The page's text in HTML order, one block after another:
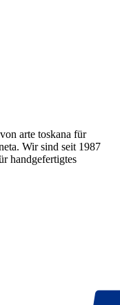
arte toskana für
Wir sind seit 1987
handgefertigtes